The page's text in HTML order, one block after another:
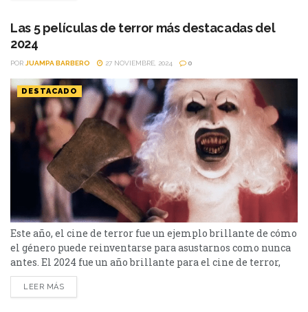
Crocket...
Las 5 películas de terror más destacadas del
2024
POR JUAMPA BARBERO 27 NOVIEMBRE, 2024 0
DESTACADO
Este año, el cine de terror fue un ejemplo brillante de cómo
el género puede reinventarse para asustarnos como nunca
antes. El 2024 fue un año brillante para el cine de terror,
consolidando al género como un espacio fértil para la
creatividad y el riesgo narrativo. Desde películas que
LEER MÁS